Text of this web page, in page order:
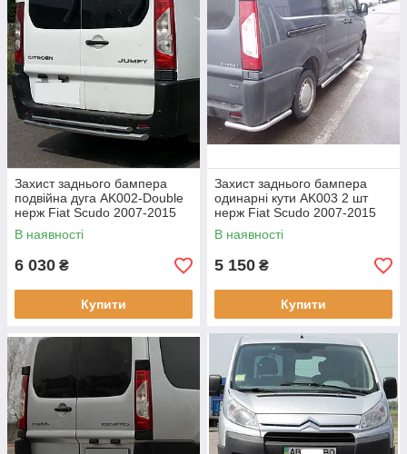
Захист заднього бампера
подвійна дуга AK002-Double
нерж Fiat Scudo 2007-2015
В наявності
6 030 ₴
Купити
Захист заднього бампера
одинарні кути AK003 2 шт
нерж Fiat Scudo 2007-2015
В наявності
5 150 ₴
Купити